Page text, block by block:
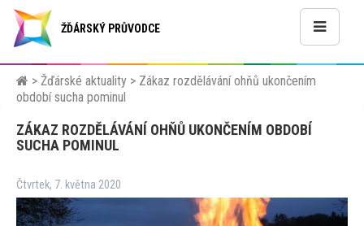
ŽĎÁRSKÝ PRŮVODCE
> Žďárské aktuality > Zákaz rozdělávání ohňů ukončením
období sucha pominul
ZÁKAZ ROZDĚLÁVÁNÍ OHŇŮ UKONČENÍM OBDOBÍ
SUCHA POMINUL
Čtvrtek, 7. května 2020